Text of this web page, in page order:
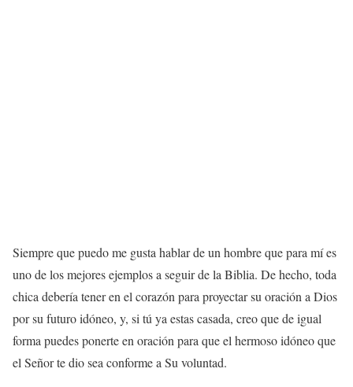
Siempre que puedo me gusta hablar de un hombre que para mí es
uno de los mejores ejemplos a seguir de la Biblia. De hecho, toda
chica debería tener en el corazón para proyectar su oración a Dios
por su futuro idóneo, y, si tú ya estas casada, creo que de igual
forma puedes ponerte en oración para que el hermoso idóneo que
el Señor te dio sea conforme a Su voluntad.